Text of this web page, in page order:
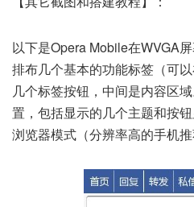
以下是Opera Mobile在WVGA
排布几个基本的功能标签（可
几个标签按钮，中间是内容区
置，包括显示的几个主题和按
浏览器模式（分辨率高的手机推